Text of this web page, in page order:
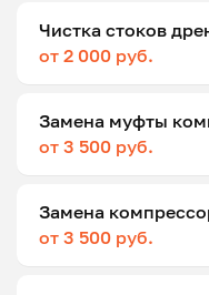
Чистка стоков
от 2 000 руб.
Замена муфты
от 3 500 руб.
Замена
от 3 500 руб.